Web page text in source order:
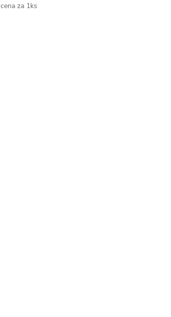
cena za 1ks